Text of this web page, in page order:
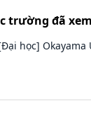
trường đã
học] Okayama